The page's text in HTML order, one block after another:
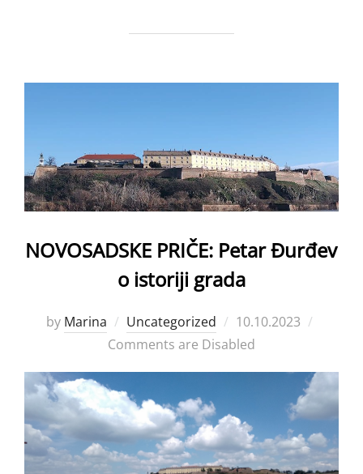
NOVOSADSKE PRIČE: Petar Đurđev
o istoriji grada
by Marina Uncategorized
Posted
on
10.10.2023
Comments are Disabled